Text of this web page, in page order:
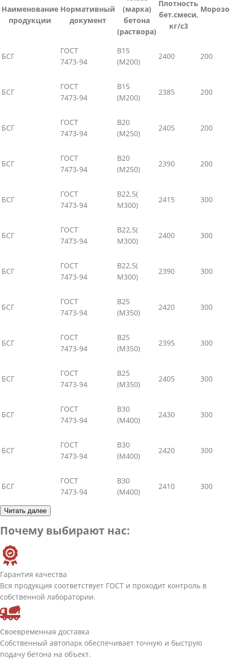
Наименование
продукции
Нормативный
документ
(марка)
бетона
(раствора)
Плотность
бет.смеси,
кг/с3
БСГ
ГОСТ
7473-94
В15
(М200)
2400 200
БСГ
ГОСТ
7473-94
В15
(М200)
2385 200
БСГ
ГОСТ
7473-94
В20
(М250)
2405 200
БСГ
ГОСТ
7473-94
В20
(М250)
2390 200
БСГ
ГОСТ
7473-94
В22,5(
М300)
2415 300
БСГ
ГОСТ
7473-94
В22,5(
М300)
2400 300
БСГ
ГОСТ
7473-94
В22,5(
М300)
2390 300
БСГ
ГОСТ
7473-94
В25
(М350)
2420 300
БСГ
ГОСТ
7473-94
В25
(М350)
2395 300
БСГ
ГОСТ
7473-94
В25
(М350)
2405 300
БСГ
ГОСТ
7473-94
В30
(М400)
2430 300
БСГ
ГОСТ
7473-94
В30
(М400)
2420 300
БСГ
ГОСТ
7473-94
В30
(М400)
2410 300
Читать далее
Почему выбирают нас:
Гарантия качества
Вся продукция соответствует ГОСТ и проходит контроль в
собственной лаборатории.
Своевременная доставка
Собственный автопарк обеспечивает точную и быструю
подачу бетона на объект.